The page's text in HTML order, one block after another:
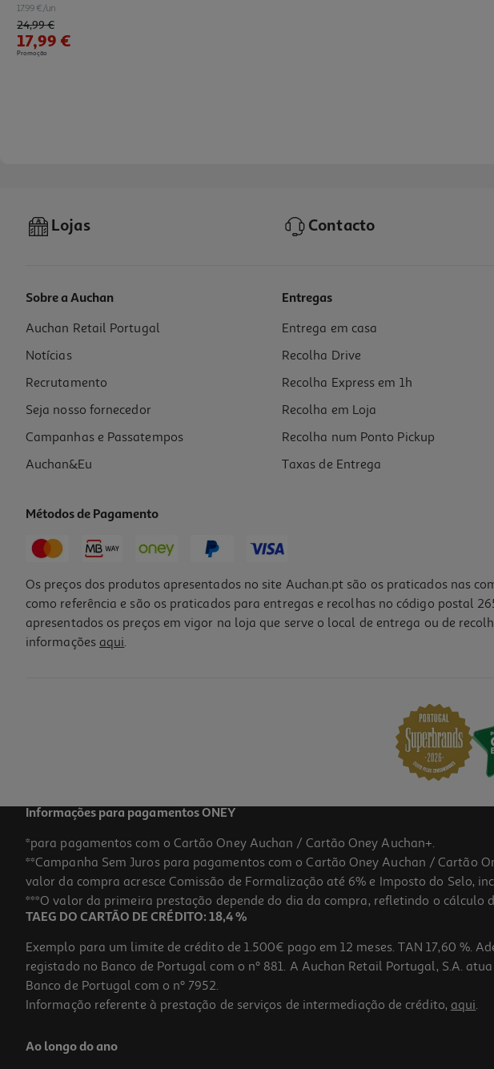
17.99 €/un
Price reduced from
24,99 €to
17,99 €
Promoção
Caneca Pokemon
9.99 €/un
9,99 €
9.99 €/un
Lojas Contacto
Sobre a Auchan
Auchan Retail Portugal
Notícias
Recrutamento
Seja nosso fornecedor
Campanhas e Passatempos
Auchan&Eu
Entregas
Entrega em casa
Recolha Drive
Recolha Express em 1h
Recolha em Loja
Recolha num Ponto Pickup
Taxas de Entrega
Métodos de Pagamento
Os preços dos produtos apresentados no site Auchan.pt são os praticados nas
como referência e são os praticados para entregas e recolhas no código postal
apresentados os preços em vigor na loja que serve o local de entrega ou de
informações aqui.
Informações para pagamentos ONEY
*para pagamentos com o Cartão Oney Auchan / Cartão Oney Auchan+.
**Campanha Sem Juros para pagamentos com o Cartão Oney Auchan / Cartão
valor da compra acresce Comissão de Formalização até 6% e Imposto do Selo,
***O valor da primeira prestação depende do dia da compra, refletindo o cálculo
TAEG DO CARTÃO DE CRÉDITO: 18,4 %
Exemplo para um limite de crédito de 1.500€ pago em 12 meses. TAN 17,60 %.
registado no Banco de Portugal com o nº 881. A Auchan Retail Portugal, S.A.
Banco de Portugal com o nº 7952.
Informação referente à prestação de serviços de intermediação de crédito, aqui.
Ao longo do ano